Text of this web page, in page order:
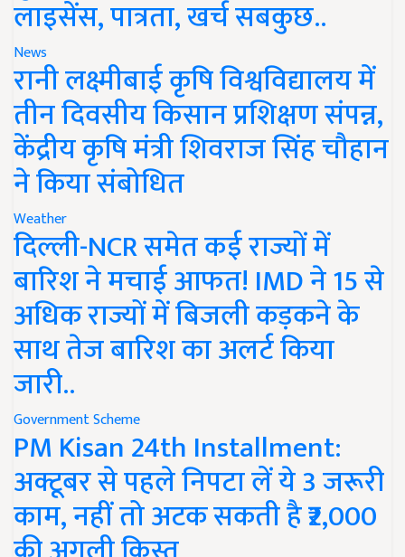
लाइसेंस, पात्रता, खर्च सबकुछ..
News
रानी लक्ष्मीबाई कृषि विश्वविद्यालय में
तीन दिवसीय किसान प्रशिक्षण संपन्न,
केंद्रीय कृषि मंत्री शिवराज सिंह चौहान
ने किया संबोधित
Weather
दिल्ली-NCR समेत कई राज्यों में
बारिश ने मचाई आफत! IMD ने 15 से
अधिक राज्यों में बिजली कड़कने के
साथ तेज बारिश का अलर्ट किया
जारी..
Government Scheme
PM Kisan 24th Installment:
अक्टूबर से पहले निपटा लें ये 3 जरूरी
काम, नहीं तो अटक सकती है ₹2,000